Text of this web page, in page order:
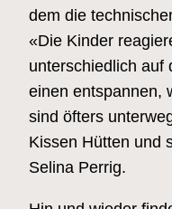
dem die
«Die Kinder
unterschiedlich auf
einen entspannen,
sind öfters
Kissen Hütten und
Selina Perrig.